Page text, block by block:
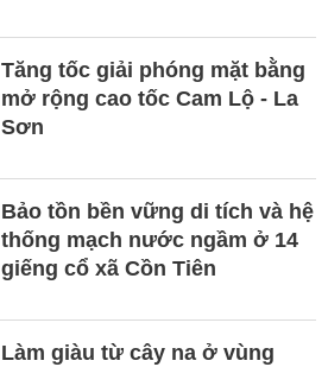
Tăng tốc giải phóng mặt bằng
mở rộng cao tốc Cam Lộ - La
Sơn
Bảo tồn bền vững di tích và hệ
thống mạch nước ngầm ở 14
giếng cổ xã Cồn Tiên
Làm giàu từ cây na ở vùng